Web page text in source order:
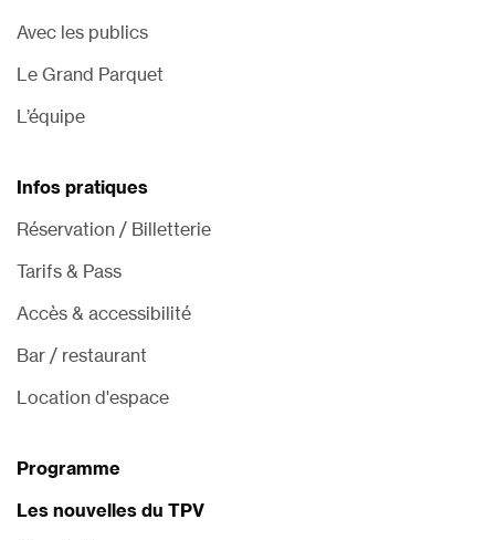
Avec les publics
Le Grand Parquet
L’équipe
Infos pratiques
Réservation / Billetterie
Tarifs & Pass
Accès & accessibilité
Bar / restaurant
Location d'espace
Programme
Les nouvelles du TPV